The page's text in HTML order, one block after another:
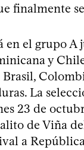
finalmente
en el grupo A
y
La
23 de
de Viña
a